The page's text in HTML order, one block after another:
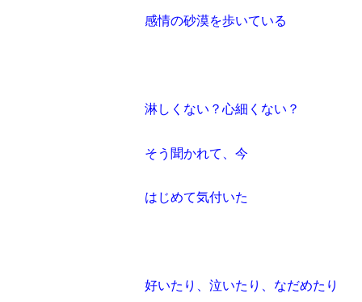
感情の砂漠を歩いている
淋しくない？心細くない？
そう聞かれて、今
はじめて気付いた
好いたり、泣いたり、なだめたり